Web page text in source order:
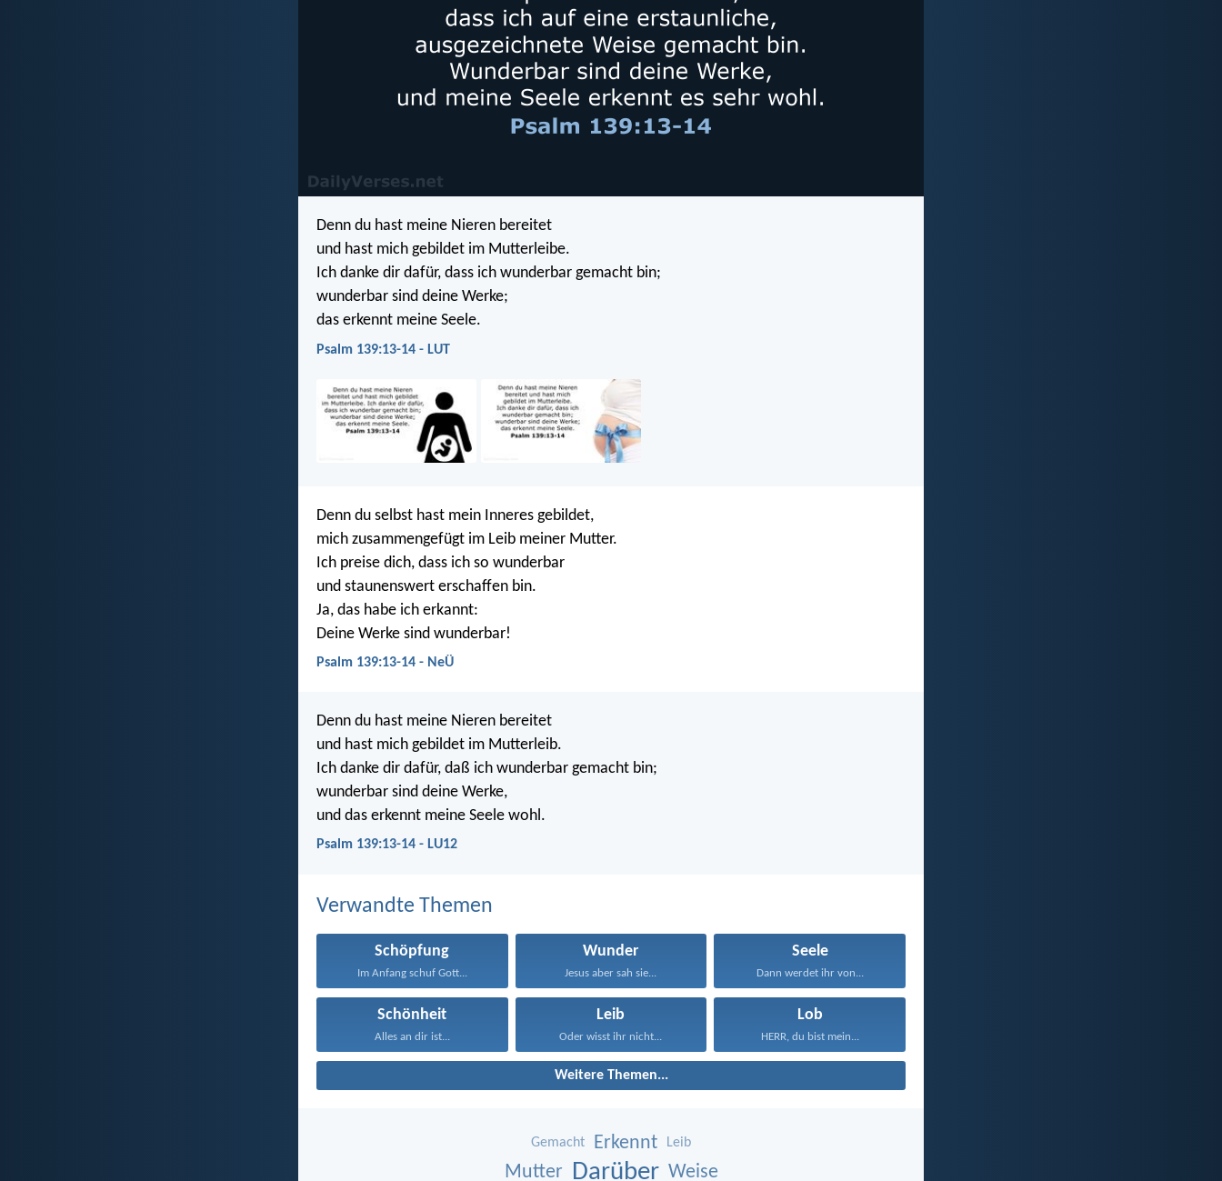
Denn du hast meine Nieren bereitet
und hast mich gebildet im Mutterleibe.
Ich danke dir dafür, dass ich wunderbar gemacht bin;
wunderbar sind deine Werke;
das erkennt meine Seele.
Psalm 139:13-14 - LUT
Denn du selbst hast mein Inneres gebildet,
mich zusammengefügt im Leib meiner Mutter.
Ich preise dich, dass ich so wunderbar
und staunenswert erschaffen bin.
Ja, das habe ich erkannt:
Deine Werke sind wunderbar!
Psalm 139:13-14 - NeÜ
Denn du hast meine Nieren bereitet
und hast mich gebildet im Mutterleib.
Ich danke dir dafür, daß ich wunderbar gemacht bin;
wunderbar sind deine Werke,
und das erkennt meine Seele wohl.
Psalm 139:13-14 - LU12
Verwandte Themen
Schöpfung
Im Anfang schuf Gott...
Wunder
Jesus aber sah sie...
Seele
Dann werdet ihr von...
Schönheit
Alles an dir ist...
Leib
Oder wisst ihr nicht...
Lob
HERR, du bist mein...
Weitere Themen...
Gemacht Erkennt Leib
Mutter Darüber Weise